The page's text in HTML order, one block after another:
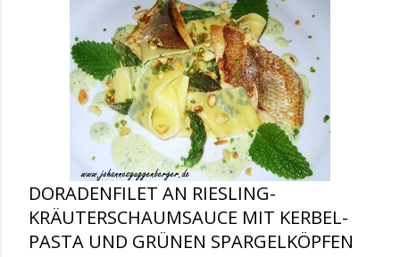
DORADENFILET AN RIESLING-
KRÄUTERSCHAUMSAUCE MIT KERBEL-
PASTA UND GRÜNEN SPARGELKÖPFEN